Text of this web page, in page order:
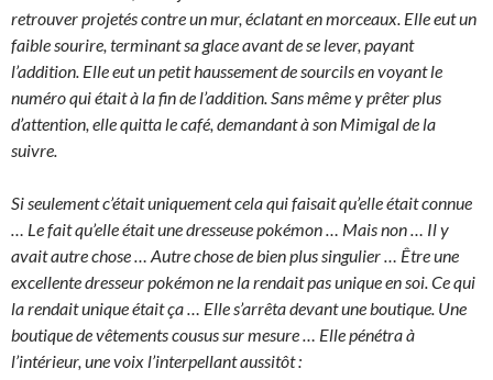
retrouver projetés contre un mur, éclatant en morceaux. Elle eut un
faible sourire, terminant sa glace avant de se lever, payant
l’addition. Elle eut un petit haussement de sourcils en voyant le
numéro qui était à la fin de l’addition. Sans même y prêter plus
d’attention, elle quitta le café, demandant à son Mimigal de la
suivre.
Si seulement c’était uniquement cela qui faisait qu’elle était connue
… Le fait qu’elle était une dresseuse pokémon … Mais non … Il y
avait autre chose … Autre chose de bien plus singulier … Être une
excellente dresseur pokémon ne la rendait pas unique en soi. Ce qui
la rendait unique était ça … Elle s’arrêta devant une boutique. Une
boutique de vêtements cousus sur mesure … Elle pénétra à
l’intérieur, une voix l’interpellant aussitôt :